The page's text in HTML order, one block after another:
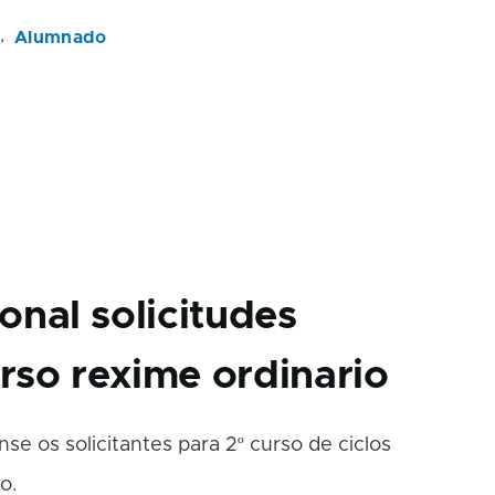
Alumnado
solicitudes
rexime ordinario
os solicitantes para 2º curso de ciclos